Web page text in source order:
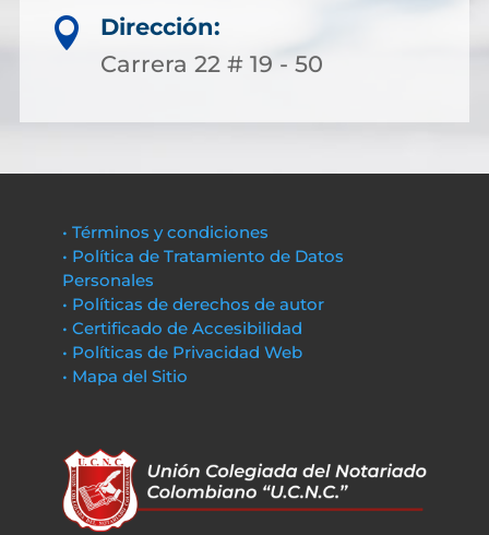

Dirección:
Carrera 22 # 19 - 50
• Términos y condiciones
• Política de Tratamiento de Datos
Personales
• Políticas de derechos de autor
• Certificado de Accesibilidad
• Políticas de Privacidad Web
• Mapa del Sitio